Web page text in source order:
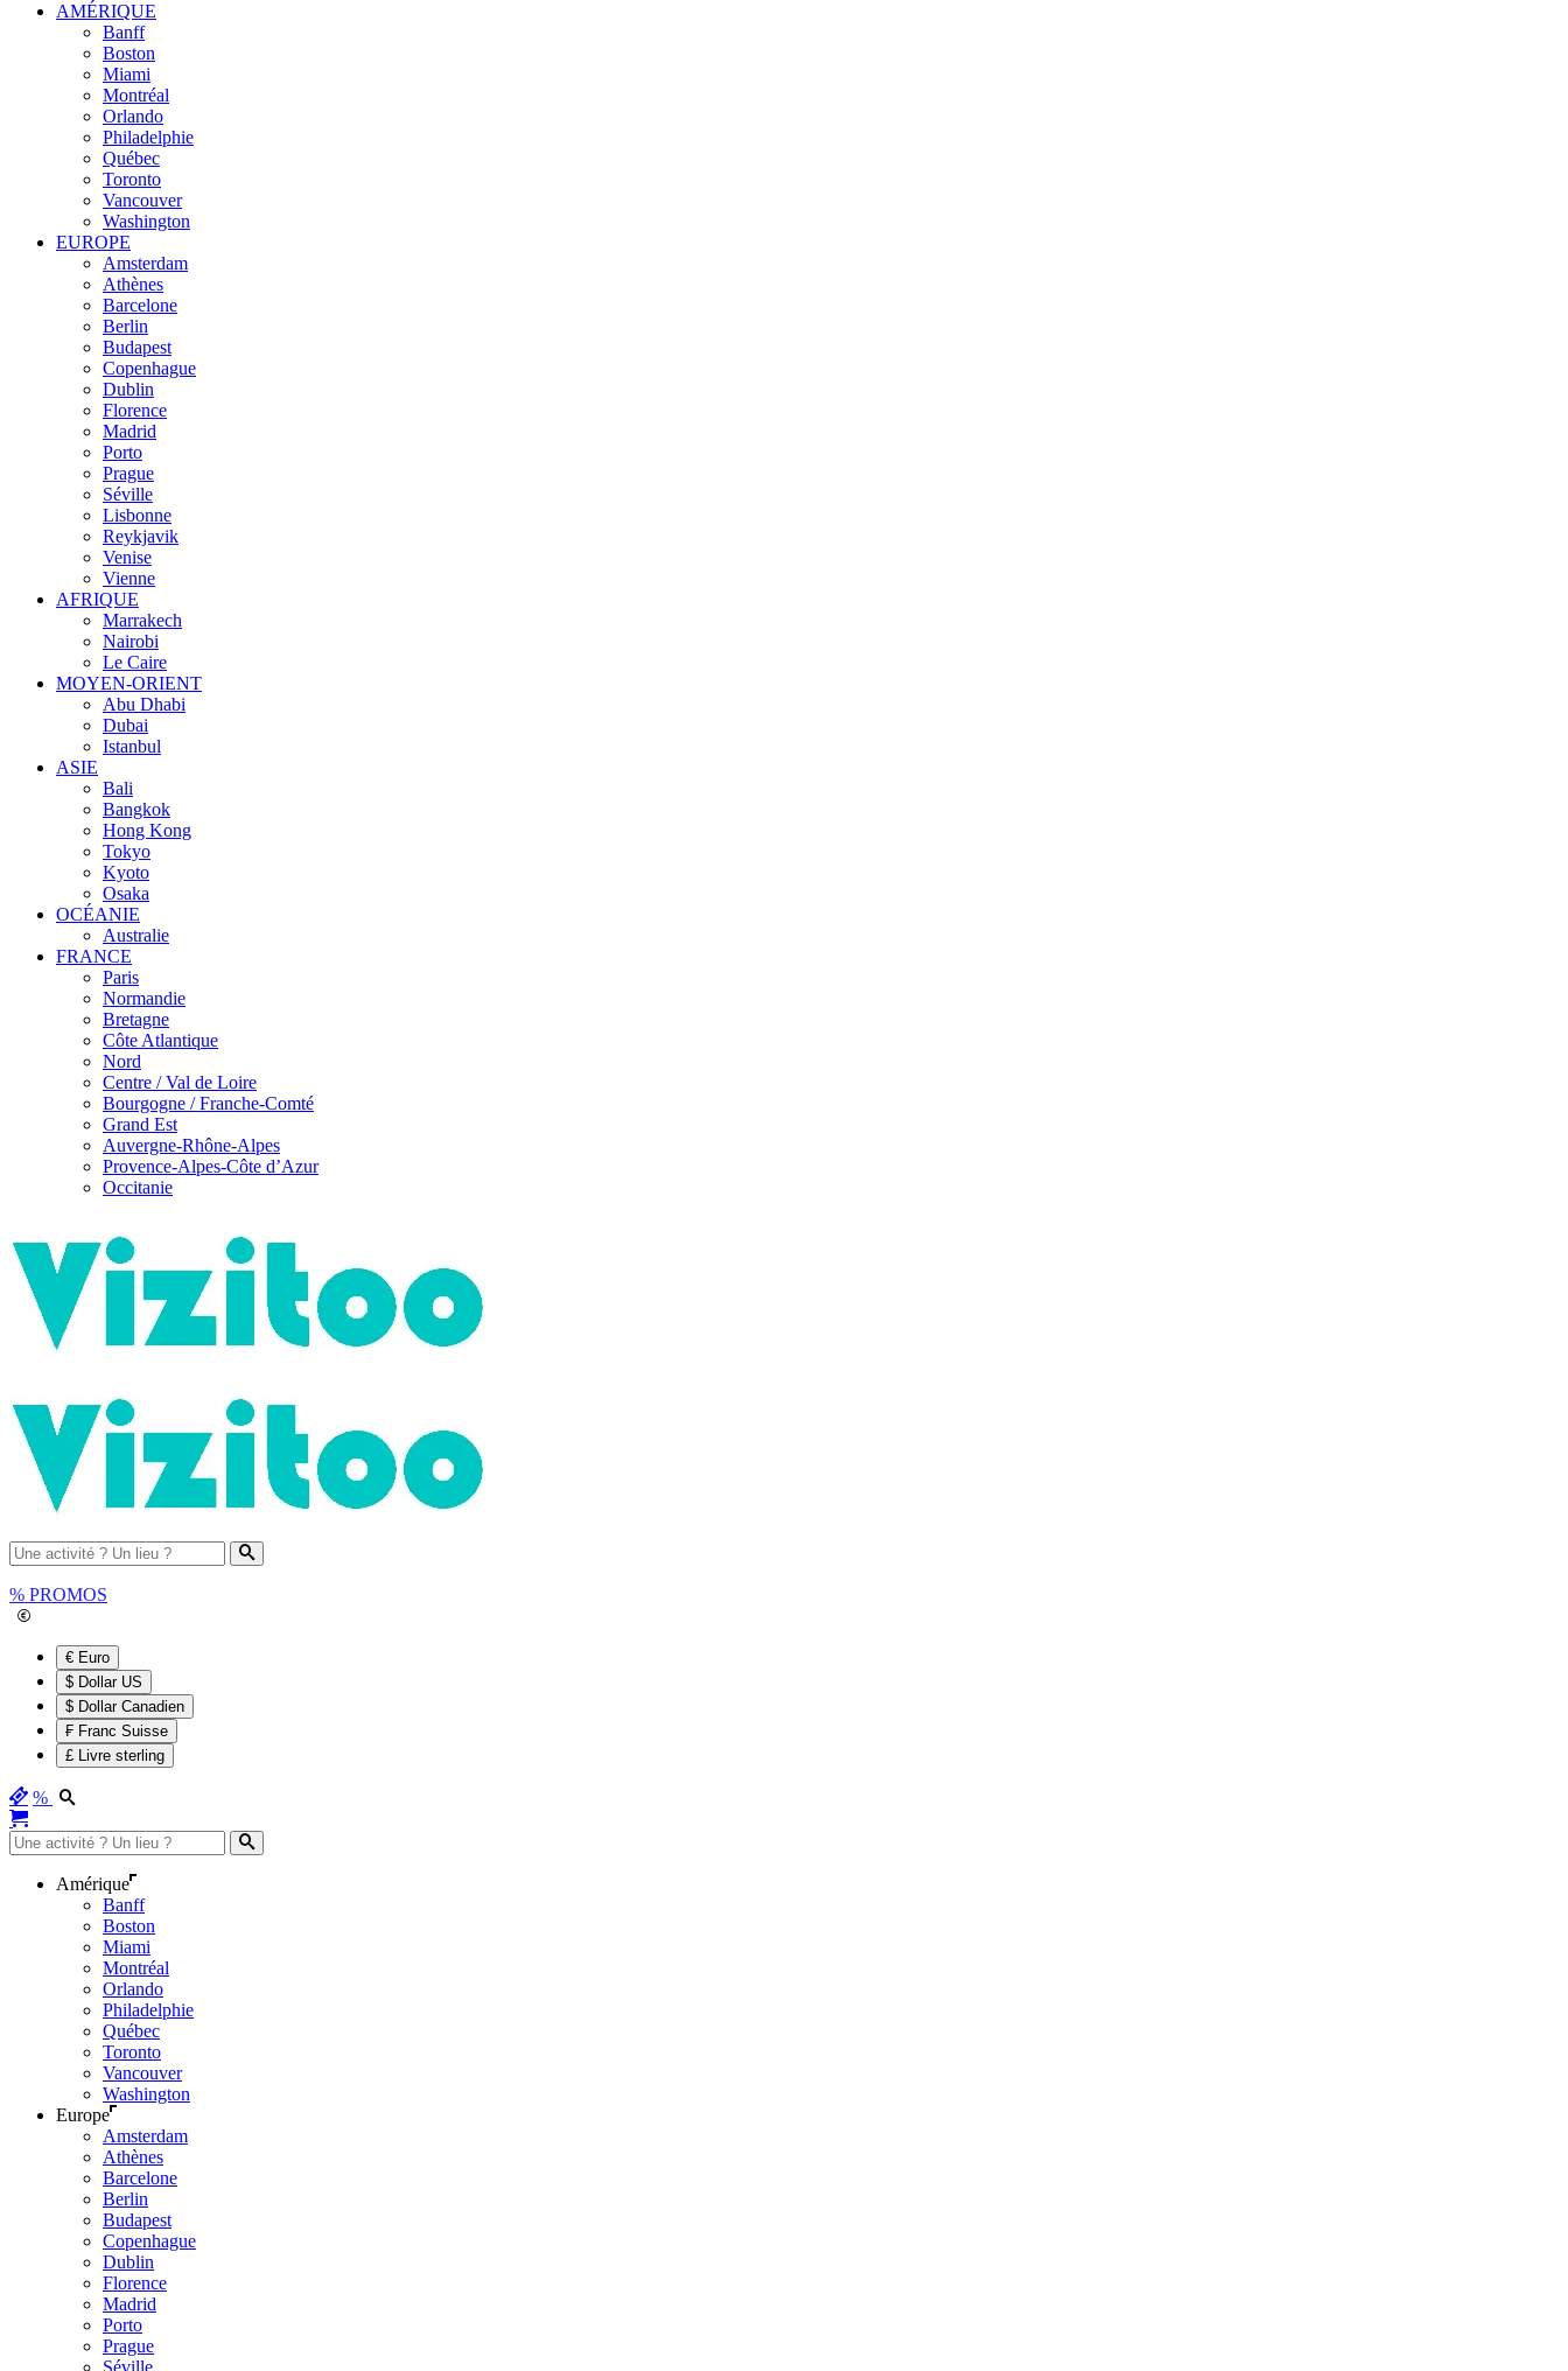
AMÉRIQUE
Banff
Boston
Miami
Montréal
Orlando
Philadelphie
Québec
Toronto
Vancouver
Washington
EUROPE
Amsterdam
Athènes
Barcelone
Berlin
Budapest
Copenhague
Dublin
Florence
Madrid
Porto
Prague
Séville
Lisbonne
Reykjavik
Venise
Vienne
AFRIQUE
Marrakech
Nairobi
Le Caire
MOYEN-ORIENT
Abu Dhabi
Dubai
Istanbul
ASIE
Bali
Bangkok
Hong Kong
Tokyo
Kyoto
Osaka
OCÉANIE
Australie
FRANCE
Paris
Normandie
Bretagne
Côte Atlantique
Nord
Centre / Val de Loire
Bourgogne / Franche-Comté
Grand Est
Auvergne-Rhône-Alpes
Provence-Alpes-Côte d’Azur
Occitanie
% PROMOS
€ Euro
$ Dollar US
$ Dollar Canadien
₣ Franc Suisse
£ Livre sterling
%
Amérique
Banff
Boston
Miami
Montréal
Orlando
Philadelphie
Québec
Toronto
Vancouver
Washington
Europe
Amsterdam
Athènes
Barcelone
Berlin
Budapest
Copenhague
Dublin
Florence
Madrid
Porto
Prague
Séville